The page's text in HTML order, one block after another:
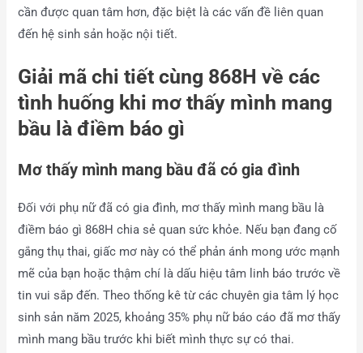
cần được quan tâm hơn, đặc biệt là các vấn đề liên quan
đến hệ sinh sản hoặc nội tiết.
Giải mã chi tiết cùng 868H về các
tình huống khi mơ thấy mình mang
bầu là điềm báo gì
Mơ thấy mình mang bầu đã có gia đình
Đối với phụ nữ đã có gia đình, mơ thấy mình mang bầu là
điềm báo gì 868H chia sẻ quan sức khỏe. Nếu bạn đang cố
gắng thụ thai, giấc mơ này có thể phản ánh mong ước mạnh
mẽ của bạn hoặc thậm chí là dấu hiệu tâm linh báo trước về
tin vui sắp đến. Theo thống kê từ các chuyên gia tâm lý học
sinh sản năm 2025, khoảng 35% phụ nữ báo cáo đã mơ thấy
mình mang bầu trước khi biết mình thực sự có thai.